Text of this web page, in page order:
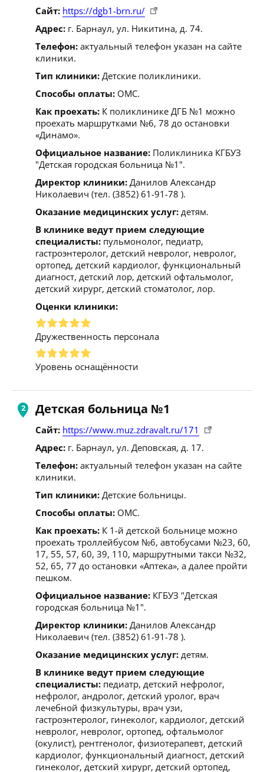
Сайт: https://dgb1-brn.ru/
Адрес: г. Барнаул, ул. Никитина, д. 74.
Телефон: актуальный телефон указан на сайте
клиники.
Тип клиники: Детские поликлиники.
Способы оплаты: ОМС.
Как проехать: К поликлинике ДГБ №1 можно
проехать маршрутками №6, 78 до остановки
«Динамо».
Официальное название: Поликлиника КГБУЗ
"Детская городская больница №1".
Директор клиники: Данилов Александр
Николаевич (тел. (3852) 61-91-78 ).
Оказание медицинских услуг: детям.
В клинике ведут прием следующие
специалисты: пульмонолог, педиатр,
гастроэнтеролог, детский невролог, невролог,
ортопед, детский кардиолог, функциональный
диагност, детский лор, детский офтальмолог,
детский хирург, детский стоматолог, лор.
Оценки клиники:
Дружественность персонала
Уровень оснащённости
Детская больница №1
Сайт: https://www.muz.zdravalt.ru/171
Адрес: г. Барнаул, ул. Деповская, д. 17.
Телефон: актуальный телефон указан на сайте
клиники.
Тип клиники: Детские больницы.
Способы оплаты: ОМС.
Как проехать: К 1-й детской больнице можно
проехать троллейбусом №6, автобусами №23, 60,
17, 55, 57, 60, 39, 110, маршрутными такси №32,
52, 65, 77 до остановки «Аптека», а далее пройти
пешком.
Официальное название: КГБУЗ "Детская
городская больница №1".
Директор клиники: Данилов Александр
Николаевич (тел. (3852) 61-91-78 ).
Оказание медицинских услуг: детям.
В клинике ведут прием следующие
специалисты: педиатр, детский нефролог,
нефролог, андролог, детский уролог, врач
лечебной физкультуры, врач узи,
гастроэнтеролог, гинеколог, кардиолог, детский
невролог, невролог, ортопед, офтальмолог
(окулист), рентгенолог, физиотерапевт, детский
кардиолог, функциональный диагност, детский
гинеколог, детский хирург, детский ортопед,